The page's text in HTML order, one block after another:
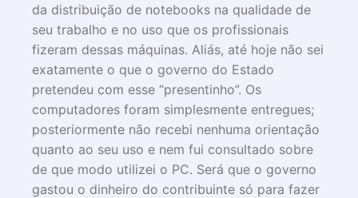
da distribuição de notebooks na qualidade de
seu trabalho e no uso que os profissionais
fizeram dessas máquinas. Aliás, até hoje não sei
exatamente o que o governo do Estado
pretendeu com esse “presentinho”. Os
computadores foram simplesmente entregues;
posteriormente não recebi nenhuma orientação
quanto ao seu uso e nem fui consultado sobre
de que modo utilizei o PC. Será que o governo
gastou o dinheiro do contribuinte só para fazer